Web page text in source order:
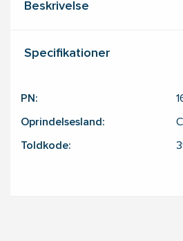
Beskrivelse
Specifikationer
PN:
Oprindelsesland:
Toldkode: